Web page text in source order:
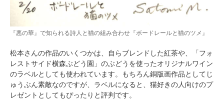
『悪の華』で知られる詩人と猫の組み合わせ『ボードレールと猫のツメ』
松本さんの作品のいくつかは、自らブレンドした紅茶や、「フォ
レストサイド横森ぶどう園」のぶどうを使ったオリジナルワイン
のラベルとしても使われています。もちろん銅版画作品としてじ
ゅうぶん素敵なのですが、ラベルになると、猫好きの人向けのプ
レゼントとしてもぴったりと評判です。